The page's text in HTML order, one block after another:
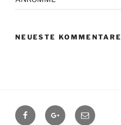
NEUESTE KOMMENTARE
FacebookGoogle+Contact